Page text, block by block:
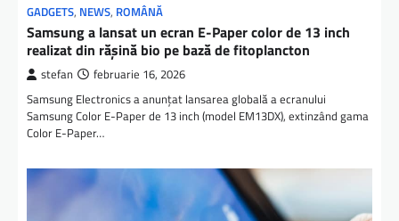
GADGETS, NEWS, ROMÂNĂ
Samsung a lansat un ecran E-Paper color de 13 inch
realizat din rășină bio pe bază de fitoplancton
stefan februarie 16, 2026
Samsung Electronics a anunțat lansarea globală a ecranului
Samsung Color E-Paper de 13 inch (model EM13DX), extinzând gama
Color E-Paper…